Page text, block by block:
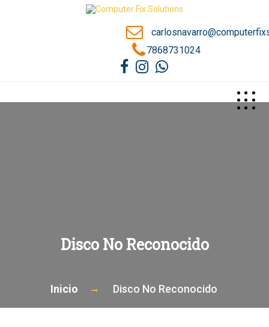
7868731024
Disco No Reconocido
Inicio Disco No Reconocido